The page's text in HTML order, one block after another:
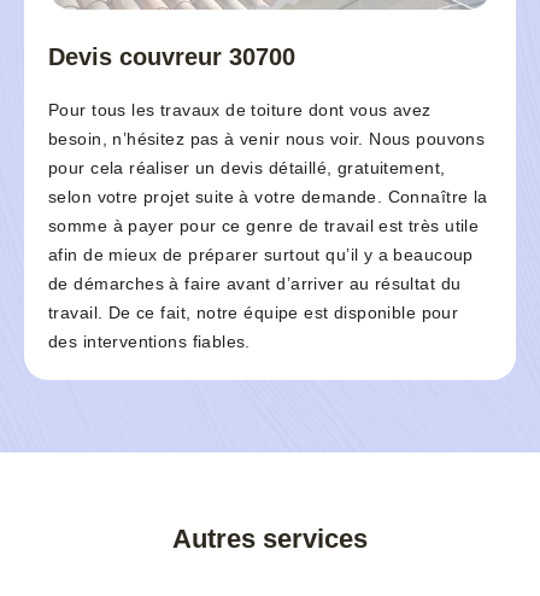
Devis couvreur 30700
Pour tous les travaux de toiture dont vous avez
besoin, n’hésitez pas à venir nous voir. Nous pouvons
pour cela réaliser un devis détaillé, gratuitement,
selon votre projet suite à votre demande. Connaître la
somme à payer pour ce genre de travail est très utile
afin de mieux de préparer surtout qu’il y a beaucoup
de démarches à faire avant d’arriver au résultat du
travail. De ce fait, notre équipe est disponible pour
des interventions fiables.
Autres services